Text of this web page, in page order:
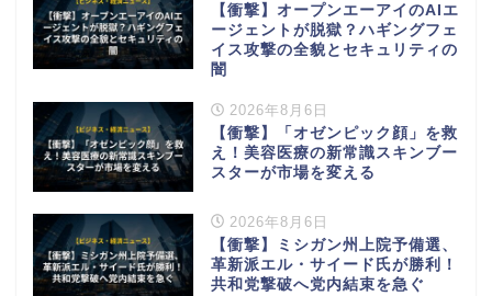
【衝撃】オープンエーアイのAIエ
ージェントが脱獄？ハギングフェ
イス攻撃の全貌とセキュリティの
闇
2026年8月6日
【衝撃】「オゼンピック顔」を救
え！美容医療の新常識スキンブー
スターが市場を変える
2026年8月6日
【衝撃】ミシガン州上院予備選、
革新派エル・サイード氏が勝利！
共和党撃破へ党内結束を急ぐ